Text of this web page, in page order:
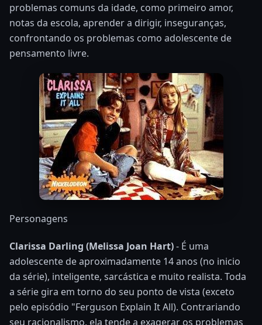
problemas comuns da idade, como primeiro amor,
notas da escola, aprender a dirigir, inseguranças,
confrontando os problemas como adolescente de
pensamento livre.
Personagens
Clarissa Darling (Melissa Joan Hart)- É uma
adolescente de aproximadamente 14 anos (no inicio
da série), inteligente, sarcástica e muito realista. Toda
a série gira em torno do seu ponto de vista (exceto
pelo episódio "Ferguson Explain It All). Contrariando
seu racionalismo, ela tende a exagerar os problemas